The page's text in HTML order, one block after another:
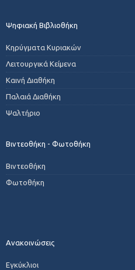
Ψηφιακή Βιβλιοθήκη
Κηρύγματα Κυριακών
Λειτουργικά Κείμενα
Καινή Διαθήκη
Παλαιά Διαθήκη
Ψαλτήριο
Βιντεοθήκη - Φωτοθήκη
Βιντεοθήκη
Φωτοθήκη
Ανακοινώσεις
Εγκύκλιοι